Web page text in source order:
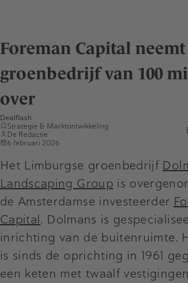
Foreman Capital neemt
groenbedrijf van 100
over
Dealflash
Strategie & Marktontwikkeling
De Redactie
6 februari 2026
Het Limburgse groenbedrijf
Landscaping Group is
de Amsterdamse investeerder
Capital. Dolmans is
inrichting van de buitenruimte.
is sinds de oprichting in 1961
een keten met twaalf